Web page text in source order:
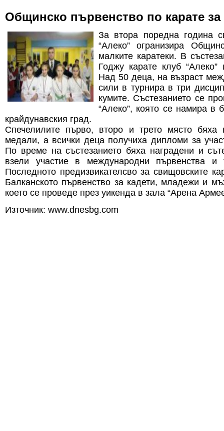
Общинско първенство по карате
За втора поредна година
“Алеко” огранизира
малките каратеки. В
Годжу карате клуб “Алеко”
Над 50 деца, на възраст
сили в турнира в три
кумите. Състезанието се
“Алеко”, която се намира в
крайдунавския град.
Спечелилите първо, второ и трето място
медали, а всички деца получиха дипломи за
По време на състезанието бяха наградени и
взели участие в международни първенства и
Последното предизвикателсво за свищовските
Балканското първенство за кадети, младежи и
което се проведе през уикенда в зала “Арена
Източник: www.dnesbg.com